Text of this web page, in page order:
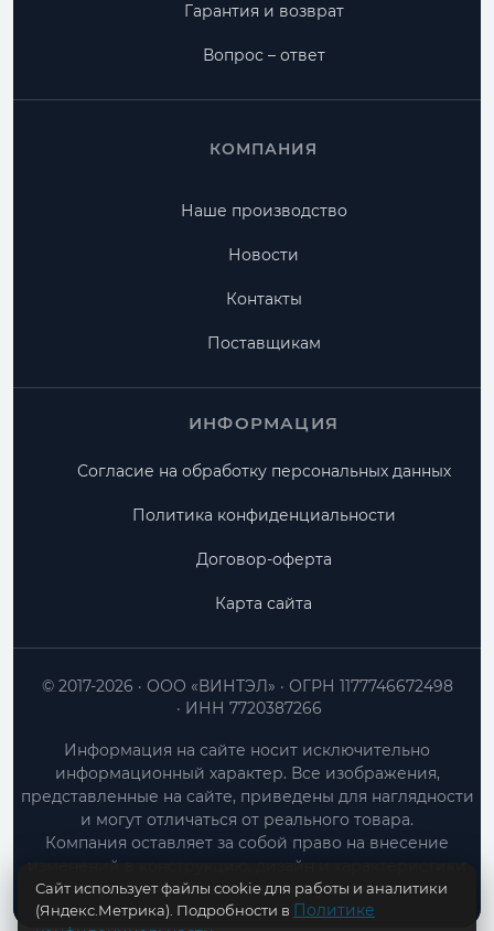
Гарантия и возврат
Вопрос – ответ
КОМПАНИЯ
Наше производство
Новости
Контакты
Поставщикам
ИНФОРМАЦИЯ
Согласие на обработку персональных данных
Политика конфиденциальности
Договор-оферта
Карта сайта
ООО «ВИНТЭЛ»
ОГРН 1177746672498
ИНН 7720387266
© 2017-2026
Информация на сайте носит исключительно
информационный характер. Все изображения,
представленные на сайте, приведены для наглядности
и могут отличаться от реального товара.
Компания оставляет за собой право на внесение
изменений в конструкцию, дизайн и характеристики
товара без предварительного уведомления.
Сайт использует файлы cookie для работы и аналитики
(Яндекс.Метрика). Подробности в Политике